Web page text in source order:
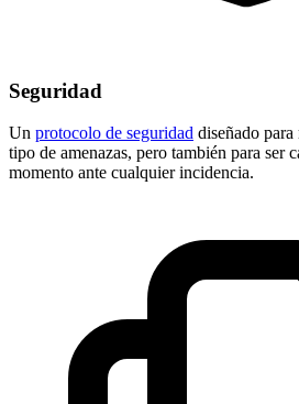
Seguridad
Un protocolo de seguridad diseñado
tipo de amenazas, pero también para ser
momento ante cualquier incidencia.